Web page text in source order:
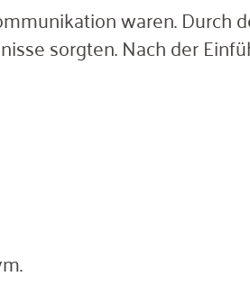
waren. Durch
sorgten. Nach der